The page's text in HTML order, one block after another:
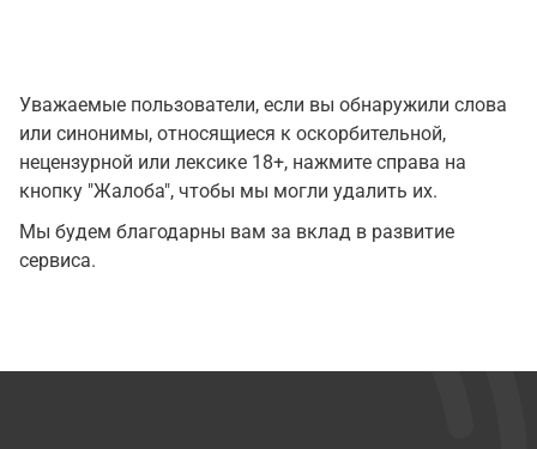
Уважаемые пользователи, если вы обнаружили слова
или синонимы, относящиеся к оскорбительной,
нецензурной или лексике 18+, нажмите справа на
кнопку "Жалоба", чтобы мы могли удалить их.
Мы будем благодарны вам за вклад в развитие
сервиса.